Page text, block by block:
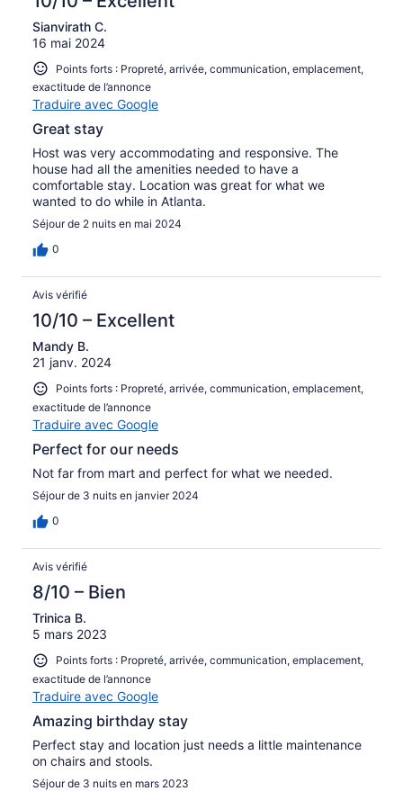
Sianvirath C.
16 mai 2024
Points forts : Propreté, arrivée, communication, emplacement,
exactitude de l’annonce
Traduire avec Google
Great stay
Host was very accommodating and responsive. The
house had all the amenities needed to have a
comfortable stay. Location was great for what we
wanted to do while in Atlanta.
Séjour de 2 nuits en mai 2024
0
Avis vérifié
10/10 – Excellent
Mandy B.
21 janv. 2024
Points forts : Propreté, arrivée, communication, emplacement,
exactitude de l’annonce
Traduire avec Google
Perfect for our needs
Not far from mart and perfect for what we needed.
Séjour de 3 nuits en janvier 2024
0
Avis vérifié
8/10 – Bien
Trinica B.
5 mars 2023
Points forts : Propreté, arrivée, communication, emplacement,
exactitude de l’annonce
Traduire avec Google
Amazing birthday stay
Perfect stay and location just needs a little maintenance
on chairs and stools.
Séjour de 3 nuits en mars 2023